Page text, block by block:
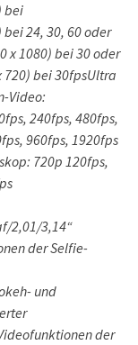
bei
24, 30, 60 oder
x 1080) bei 30 oder
bei 30fpsUltra
Video:
240fps, 480fps,
960fps, 1920fps
720p 120fps,
2,01/3,14“
der Selfie-
und
der